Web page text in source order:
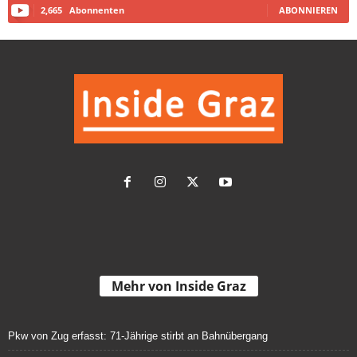
2,665 Abonnenten ABONNIEREN
Mehr von Inside Graz
Pkw von Zug erfasst: 71-Jährige stirbt an Bahnübergang